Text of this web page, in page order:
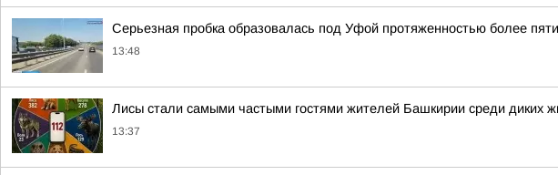
Серьезная пробка образовалась под Уфой протяженностью более
13:48
Лисы стали самыми частыми гостями жителей Башкирии среди диких
13:37